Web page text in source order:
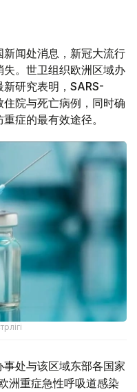
新闻处消息，新冠大流行
。世卫组织欧洲区域办
研究表明，SARS-
院与死亡病例，同时确
症的最有效途径。
处与该区域东部各国家
洲重症急性呼吸道感染